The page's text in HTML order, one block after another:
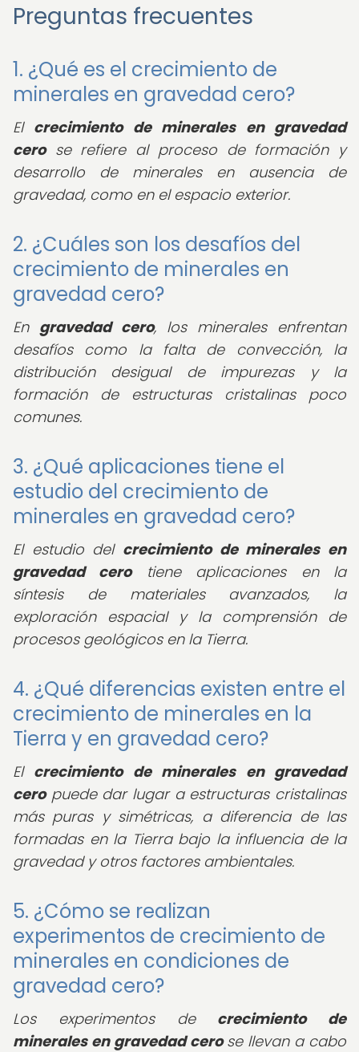
Preguntas frecuentes
1. ¿Qué es el crecimiento de
minerales en gravedad cero?
El crecimiento de minerales en gravedad
cerose refiere al proceso de formación y
desarrollo de minerales en ausencia de
gravedad, como en el espacio exterior.
2. ¿Cuáles son los desafíos del
crecimiento de minerales en
gravedad cero?
En gravedad cero, los minerales enfrentan
desafíos como la falta de convección, la
distribución desigual de impurezas y la
formación de estructuras cristalinas poco
comunes.
3. ¿Qué aplicaciones tiene el
estudio del crecimiento de
minerales en gravedad cero?
El estudio del crecimiento de minerales en
gravedad cerotiene aplicaciones en la
síntesis de materiales avanzados, la
exploración espacial y la comprensión de
procesos geológicos en la Tierra.
4. ¿Qué diferencias existen entre el
crecimiento de minerales en la
Tierra y en gravedad cero?
El crecimiento de minerales en gravedad
ceropuede dar lugar a estructuras cristalinas
más puras y simétricas, a diferencia de las
formadas en la Tierra bajo la influencia de la
gravedad y otros factores ambientales.
5. ¿Cómo se realizan
experimentos de crecimiento de
minerales en condiciones de
gravedad cero?
Los experimentos de crecimiento de
minerales en gravedad cerose llevan a cabo